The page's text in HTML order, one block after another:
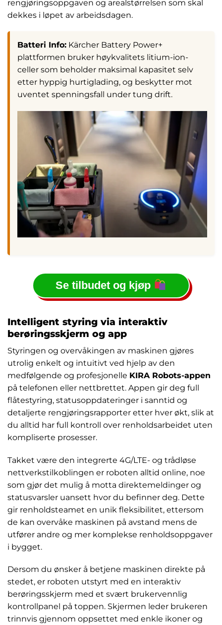
rengjøringsoppgaven og arealstørrelsen som skal
dekkes i løpet av arbeidsdagen.
Batteri Info: Kärcher Battery Power+
plattformen bruker høykvalitets litium-ion-
celler som beholder maksimal kapasitet selv
etter hyppig hurtiglading, og beskytter mot
uventet spenningsfall under tung drift.
Se tilbudet og kjøp
Intelligent styring via interaktiv
berøringsskjerm og app
Styringen og overvåkingen av maskinen gjøres
utrolig enkelt og intuitivt ved hjelp av den
medfølgende og profesjonelle KIRA Robots-appen
på telefonen eller nettbrettet. Appen gir deg full
flåtestyring, statusoppdateringer i sanntid og
detaljerte rengjøringsrapporter etter hver økt, slik at
du alltid har full kontroll over renholdsarbeidet uten
kompliserte prosesser.
Takket være den integrerte 4G/LTE- og trådløse
nettverkstilkoblingen er roboten alltid online, noe
som gjør det mulig å motta direktemeldinger og
statusvarsler uansett hvor du befinner deg. Dette
gir renholdsteamet en unik fleksibilitet, ettersom
de kan overvåke maskinen på avstand mens de
utfører andre og mer komplekse renholdsoppgaver
i bygget.
Dersom du ønsker å betjene maskinen direkte på
stedet, er roboten utstyrt med en interaktiv
berøringsskjerm med et svært brukervennlig
kontrollpanel på toppen. Skjermen leder brukeren
trinnvis gjennom oppsettet med enkle ikoner og